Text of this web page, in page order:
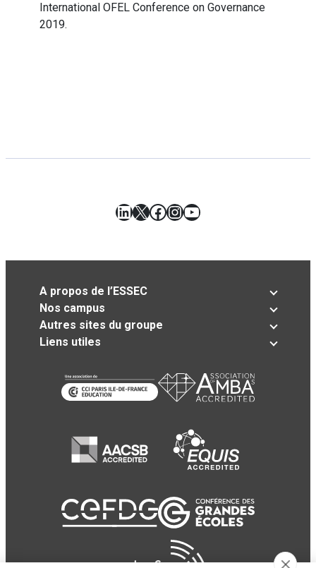
International OFEL Conference on Governance
2019.
LinkedIn
X Facebook
Instagram
YouTube
A propos de l’ESSEC
Nos campus
Autres sites du groupe
Liens utiles